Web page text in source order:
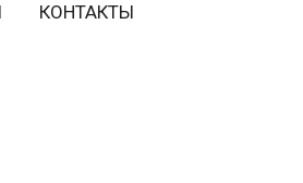
КОНТАКТЫ